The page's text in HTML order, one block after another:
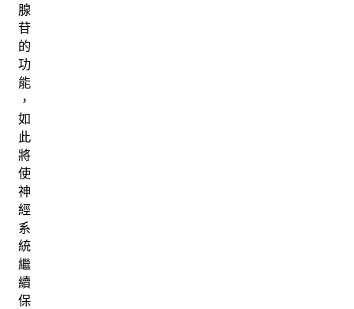
腺
苷
的
功
能
，
如
此
將
使
神
經
系
統
繼
續
保